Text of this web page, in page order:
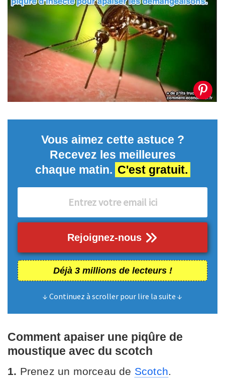
Vous aimez cette astuce ?
Recevez les meilleures
chaque matin. C'est gratuit.
Rejoignez-nous
Déjà 3 millions de lecteurs !
↓ Continuez à scroller pour lire la suite ↓
Comment apaiser une piqûre de
moustique avec du scotch
1. Prenez un morceau de Scotch.